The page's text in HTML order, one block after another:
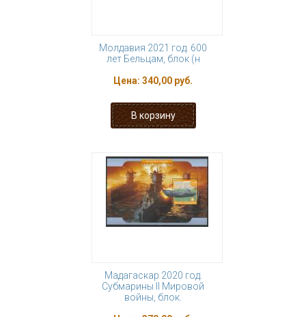
Молдавия 2021 год. 600
лет Бельцам, блок (н
Цена: 340,00 руб.
Мадагаскар 2020 год.
Субмарины II Мировой
войны, блок.